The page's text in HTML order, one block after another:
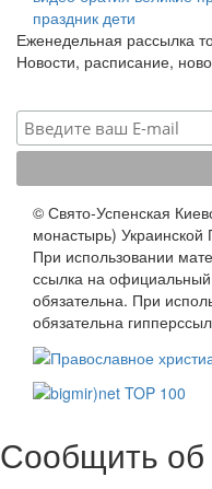
праздник дети
Еженедельная рассылка
Новости, расписание,
© Свято-Успенская
монастырь)
При использовании
ссылка на
обязательна. При
обязательна
Сообщить об